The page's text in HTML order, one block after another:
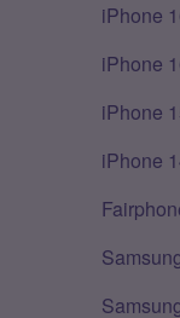
iPhone
iPhone
iPhone
iPhone